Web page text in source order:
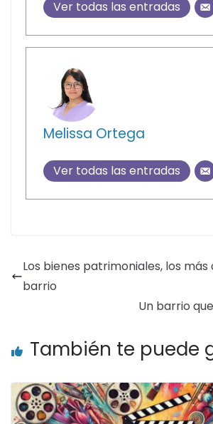
Ver todas las entradas
Melissa Ortega
Ver todas las entradas
Los bienes patrimoniales, los más
barrio
Un barrio
También te puede